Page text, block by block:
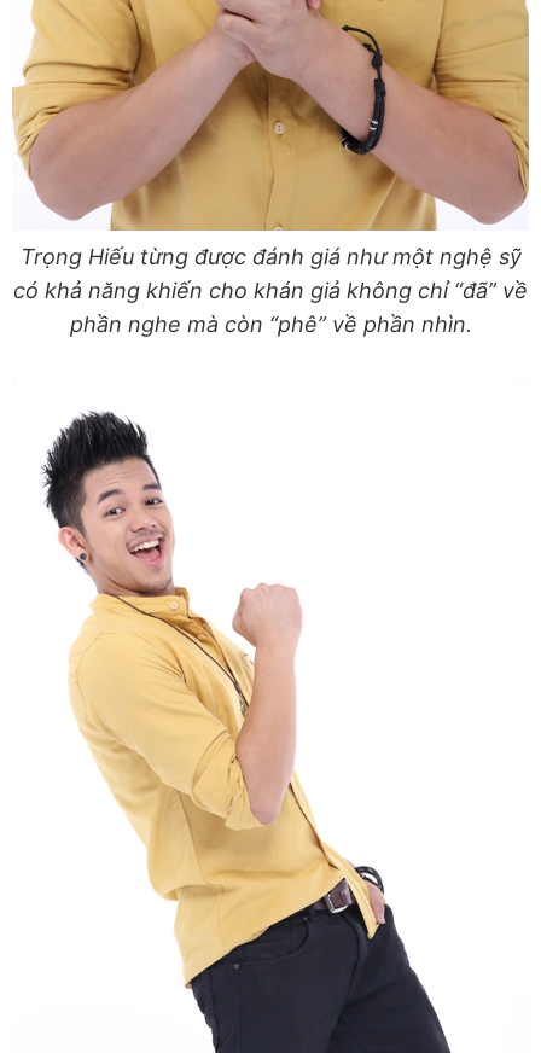
Trọng Hiếu từng được đánh giá như một nghệ sỹ
có khả năng khiến cho khán giả không chỉ “đã” về
phần nghe mà còn “phê” về phần nhìn.